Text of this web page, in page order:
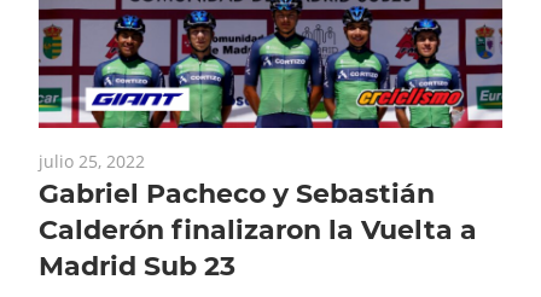
julio 25, 2022
Gabriel Pacheco y Sebastián
Calderón finalizaron la Vuelta a
Madrid Sub 23